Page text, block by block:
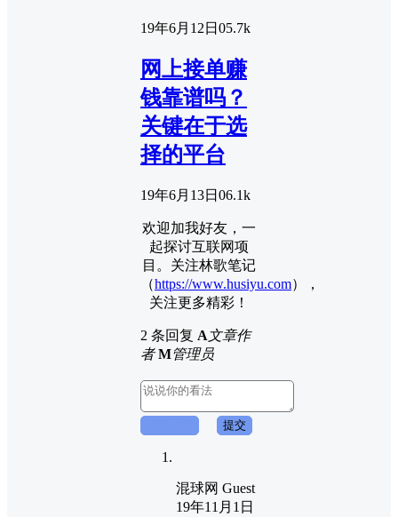
19年6月12日 05.7k
网上接单赚
钱靠谱吗？
关键在于选
择的平台
19年6月13日 06.1k
欢迎加我好友，一
起探讨互联网项
目。关注林歌笔记
（https://www.husiyu.com），
关注更多精彩！
2 条回复 A文章作
者 M管理员
提交
混球网 Guest
19年11月1日